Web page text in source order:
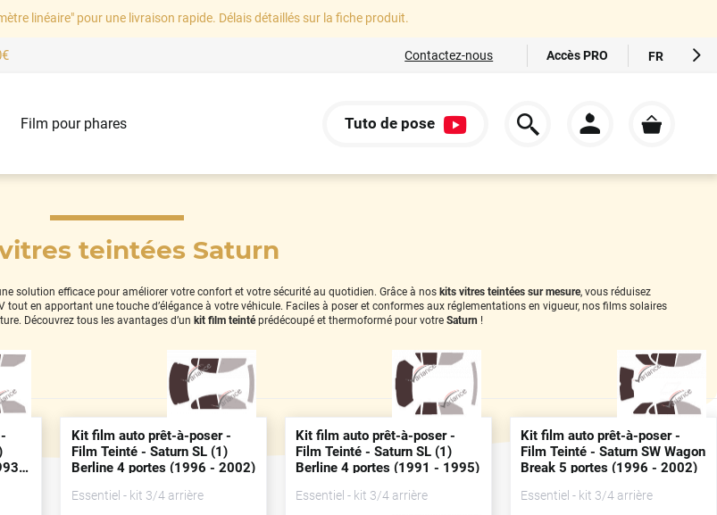
linéaire" pour une livraison rapide. Délais détaillés sur la fiche produit.
Contactez-nous Accès PRO FR
DE
Film pour phares Tuto de pose
teintées Saturn
solution efficace pour améliorer votre confort et votre sécurité au quotidien. Grâce à nos kits vitres teintées sur mesure, vous réduisez
en apportant une touche d’élégance à votre véhicule. Faciles à poser et conformes aux réglementations en vigueur, nos films solaires
Découvrez tous les avantages d’un kit film teintéprédécoupé et thermoformé pour votre Saturn !
-
Kit film auto prêt-à-poser -
Film Teinté - Saturn SL (1)
Berline 4 portes(1996 - 2002)
Essentiel - kit 3/4 arrière
Kit film auto prêt-à-poser -
Film Teinté - Saturn SL (1)
Berline 4portes (1991 - 1995)
Essentiel - kit 3/4 arrière
Kit film auto prêt-à-poser -
Film Teinté - Saturn SW Wagon
Break 5portes (1996 - 2002)
Essentiel - kit 3/4 arrière